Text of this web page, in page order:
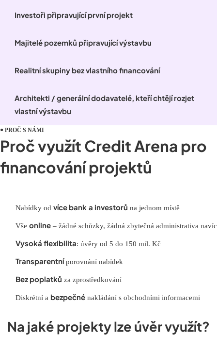
Investoři připravující první projekt
Majitelé pozemků připravující výstavbu
Realitní skupiny bez vlastního financování
Architekti / generální dodavatelé, kteří chtějí rozjet
vlastní výstavbu
Proč využít Credit Arena pro
financování projektů
PROČ S NÁMI
Nabídky od více bank a investorů na jednom místě
Vše online – žádné schůzky, žádná zbytečná administrativa navíc
Vysoká flexibilita: úvěry od 5 do 150 mil. Kč
Transparentníporovnání nabídek
Bez poplatků za zprostředkování
Diskrétní a bezpečné nakládání s obchodními informacemi
Na jaké projekty lze úvěr využít?